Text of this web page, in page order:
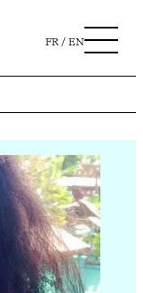
FR EN